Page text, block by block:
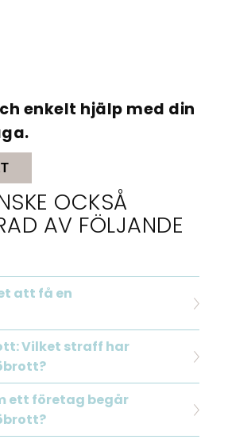
enkelt hjälp med din
OCKSÅ
AV FÖLJANDE
att få en
Vilket straff har
ett företag begår